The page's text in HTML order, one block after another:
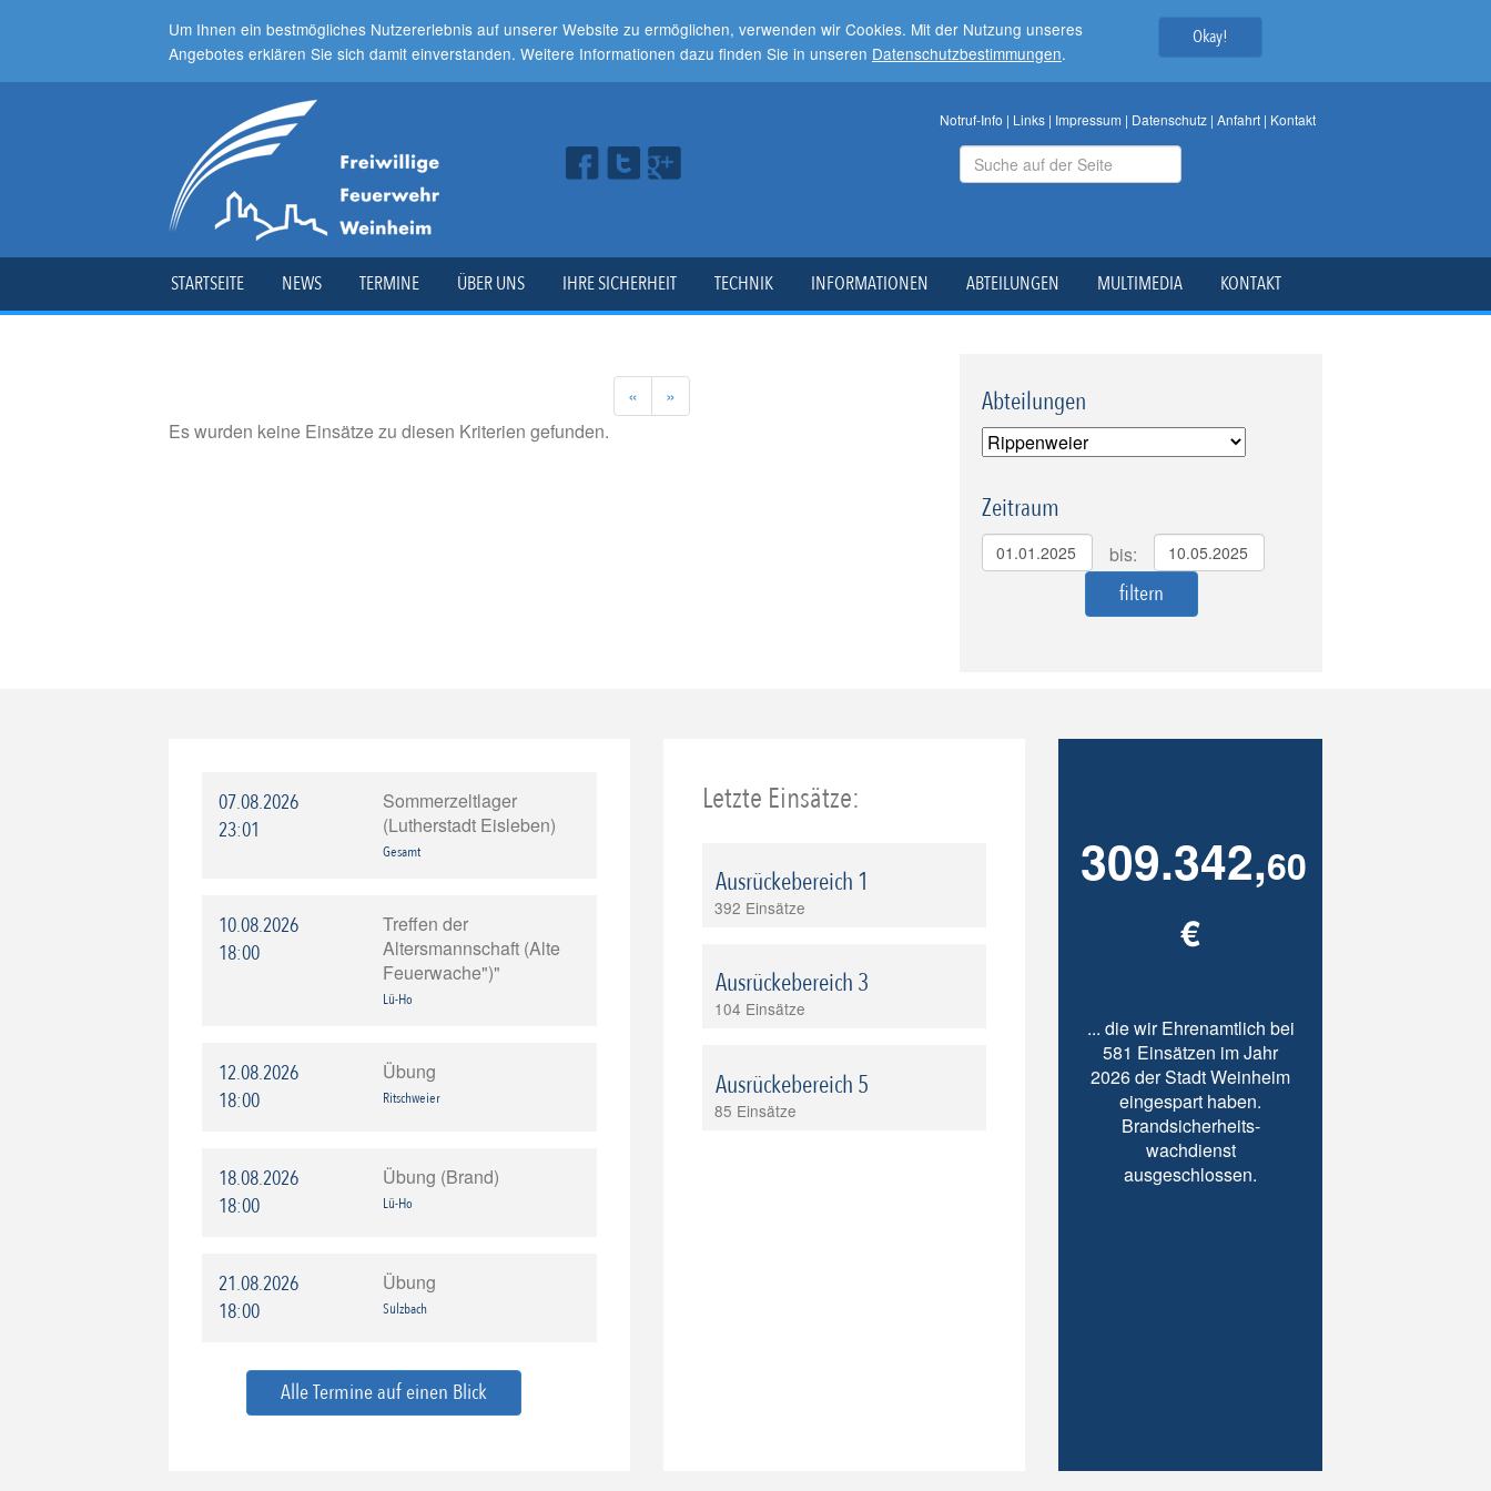
Um Ihnen ein bestmögliches Nutzererlebnis auf unserer Website zu ermöglichen, verwenden wir Cookies. Mit der Nutzung unseres
Angebotes erklären Sie sich damit einverstanden. Weitere Informationen dazu finden Sie in unseren Datenschutzbestimmungen.
Okay!
Notruf-Info | Links| Impressum | Datenschutz| Anfahrt| Kontakt
STARTSEITE NEWS TERMINE ÜBER UNS IHRE SICHERHEIT TECHNIK INFORMATIONEN ABTEILUNGEN MULTIMEDIA KONTAKT
Es wurden keine Einsätze zu diesen Kriterien gefunden.
« » Abteilungen
Zeitraum
bis:
07.08.2026
23:01
Sommerzeltlager
(Lutherstadt Eisleben)
Gesamt
10.08.2026
18:00
Treffen der
Altersmannschaft (Alte
Feuerwache")"
Lü-Ho
12.08.2026
18:00
Übung
Ritschweier
18.08.2026
18:00
Übung (Brand)
Lü-Ho
21.08.2026
18:00
Übung
Sulzbach
Alle Termine auf einen Blick
Letzte Einsätze:
Ausrückebereich 1
392 Einsätze
Ausrückebereich 3
104 Einsätze
Ausrückebereich 5
85 Einsätze
309.342,60
€
... die wir Ehrenamtlich bei
581 Einsätzen im Jahr
2026 der Stadt Weinheim
eingespart haben.
Brandsicherheits-
wachdienst
ausgeschlossen.